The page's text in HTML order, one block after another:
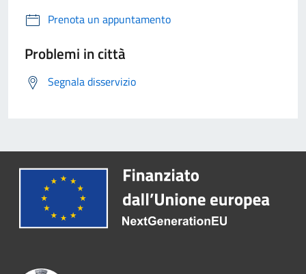
Prenota un appuntamento
Problemi in città
Segnala disservizio